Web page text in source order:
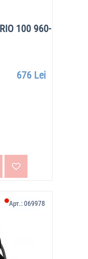
100 960-
676 Lei
Арт.:069978